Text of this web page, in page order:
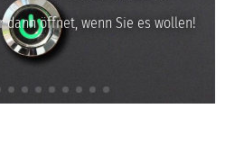
dann öffnet, wenn Sie es wollen!